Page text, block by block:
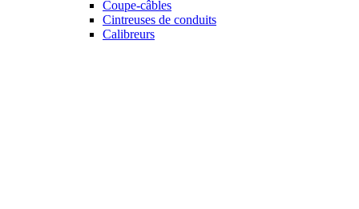
Coupe-câbles
Cintreuses de conduits
Calibreurs